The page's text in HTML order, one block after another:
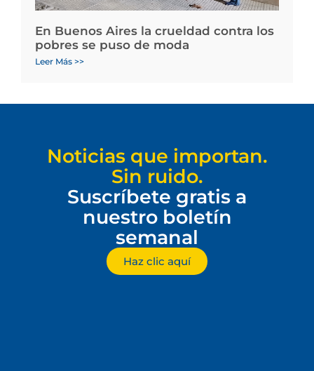
En Buenos Aires la crueldad contra los
pobres se puso de moda
Leer Más >>
Noticias que importan.
Sin ruido.
Suscríbete gratis a
nuestro boletín
semanal
Haz clic aquí